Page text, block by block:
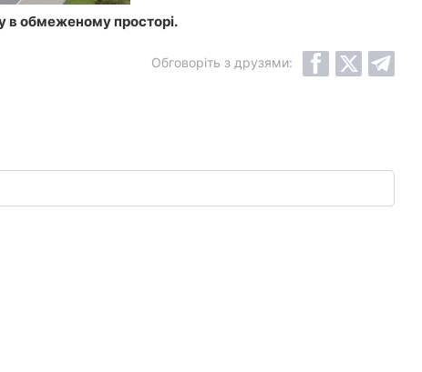
в обмеженому просторі.
Обговоріть з друзями: